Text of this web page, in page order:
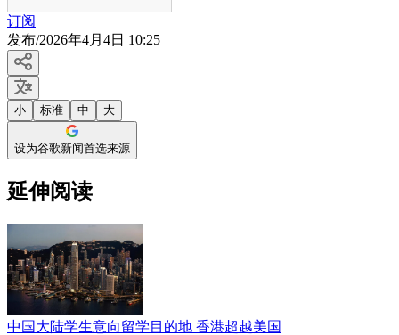
订阅
发布/2026年4月4日 10:25
小 标准 中 大
设为谷歌新闻首选来源
延伸阅读
中国大陆学生意向留学目的地 香港超越美国